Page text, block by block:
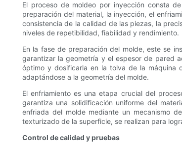
El proceso de moldeo por inyección consta
preparación del material, la inyección, el
consistencia de la calidad de las piezas, la
niveles de repetibilidad, fiabilidad y rendimiento.
En la fase de preparación del molde, este se
garantizar la geometría y el espesor de pared
óptimo y dosificarla en la tolva de la máquina
adaptándose a la geometría del molde.
El enfriamiento es una etapa crucial del
garantiza una solidificación uniforme del
enfriada del molde mediante un mecanismo
texturizado de la superficie, se realizan para
Control de calidad y pruebas